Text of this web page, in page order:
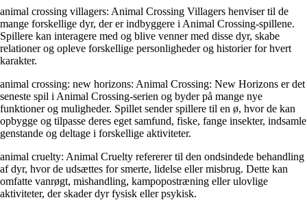
animal crossing villagers: Animal Crossing Villagers henviser til de
mange forskellige dyr, der er indbyggere i Animal Crossing-spillene.
Spillere kan interagere med og blive venner med disse dyr, skabe
relationer og opleve forskellige personligheder og historier for hvert
karakter.
animal crossing: new horizons: Animal Crossing: New Horizons er det
seneste spil i Animal Crossing-serien og byder på mange nye
funktioner og muligheder. Spillet sender spillere til en ø, hvor de kan
opbygge og tilpasse deres eget samfund, fiske, fange insekter, indsamle
genstande og deltage i forskellige aktiviteter.
animal cruelty: Animal Cruelty refererer til den ondsindede behandling
af dyr, hvor de udsættes for smerte, lidelse eller misbrug. Dette kan
omfatte vanrøgt, mishandling, kampopostræning eller ulovlige
aktiviteter, der skader dyr fysisk eller psykisk.